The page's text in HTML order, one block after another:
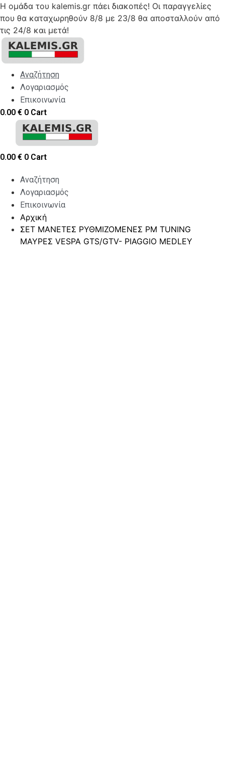
Η ομάδα του kalemis.gr πάει διακοπές! Οι παραγγελίες
που θα καταχωρηθούν 8/8 με 23/8 θα αποσταλλούν από
τις 24/8 και μετά!
Skip
content
Αναζήτηση
Λογαριασμός
Επικοινωνία
0.00 € 0 Cart
0.00 € 0 Cart
Αναζήτηση
Λογαριασμός
Επικοινωνία
Αρχική
ΣΕΤ ΜΑΝΕΤΕΣ ΡΥΘΜΙΖΟΜΕΝΕΣ PM TUNING
ΜΑΥΡΕΣ VESPA GTS/GTV- PIAGGIO MEDLEY